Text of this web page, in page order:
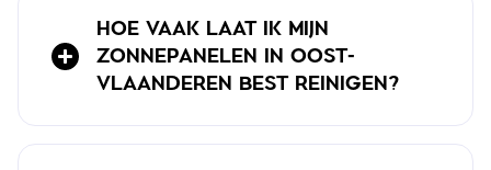
HOE VAAK LAAT IK MIJN
ZONNEPANELEN IN OOST-
VLAANDEREN BEST REINIGEN?